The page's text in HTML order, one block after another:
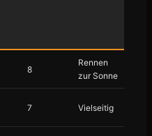
8
Rennen
zur Sonne
7 Vielseitig